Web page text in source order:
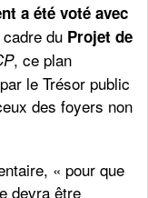
a été voté avec
du Projet de
, ce plan
le Trésor public
des foyers non
« pour que
devra être